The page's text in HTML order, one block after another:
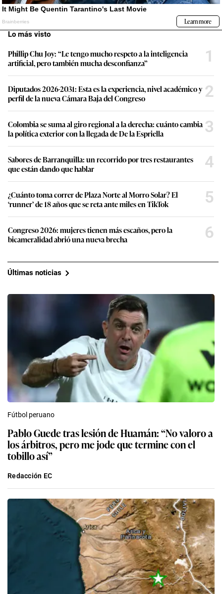
Lo más visto
Phillip Chu Joy: “Le tengo mucho respeto a la inteligencia
artificial, pero también mucha desconfianza”
1
Diputados 2026-2031: Esta es la experiencia, nivel académico y
perfil de la nueva Cámara Baja del Congreso
2
Colombia se suma al giro regional a la derecha: cuánto cambia
la política exterior con la llegada de De la Espriella
3
Sabores de Barranquilla: un recorrido por tres restaurantes
que están dando que hablar
4
¿Cuánto toma correr de Plaza Norte al Morro Solar? El
‘runner’ de 18 años que se reta ante miles en TikTok
5
Congreso 2026: mujeres tienen más escaños, pero la
bicameralidad abrió una nueva brecha
6
Últimas noticias
Fútbol peruano
Pablo Guede tras lesión de Huamán: “No valoro a
los árbitros, pero me jode que termine con el
tobillo así”
Redacción EC